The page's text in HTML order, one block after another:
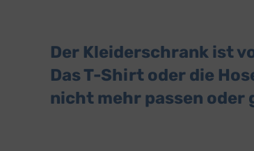
Der Kleiderschrank ist
Das T-Shirt oder die
nicht mehr passen oder